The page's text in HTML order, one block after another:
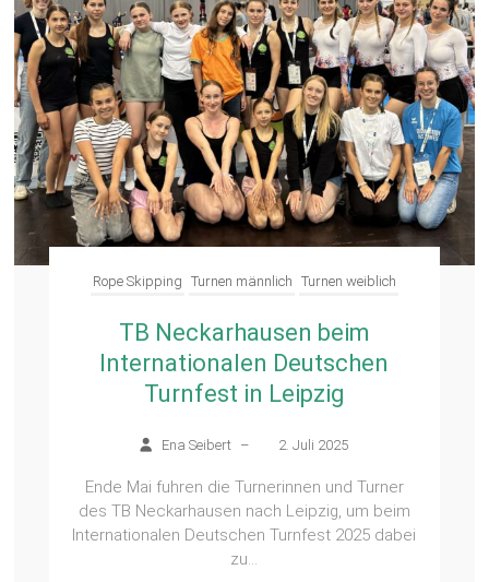
Rope Skipping Turnen männlich Turnen weiblich
TB Neckarhausen beim
Internationalen Deutschen
Turnfest in Leipzig
Ena Seibert – 2. Juli 2025
Ende Mai fuhren die Turnerinnen und Turner
des TB Neckarhausen nach Leipzig, um beim
Internationalen Deutschen Turnfest 2025 dabei
zu...